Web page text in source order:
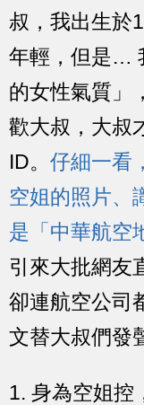
叔，我出生於
年輕，但是…
的女性氣質」
歡大叔，大叔
ID。 仔細一看
空姐的照片、
是「中華航空
引來大批網友
卻連航空公司
文替大叔們發
1. 身為空姐控